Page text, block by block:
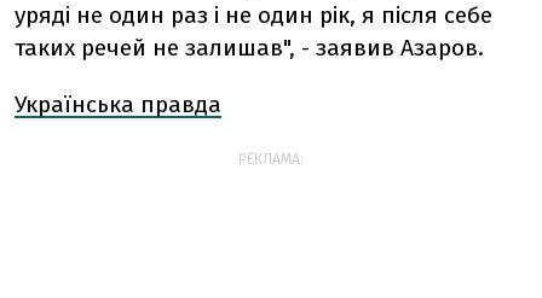
уряді не один раз і не один рік, я після себе
таких речей не залишав", - заявив Азаров.
Українська правда
РЕКЛАМА: